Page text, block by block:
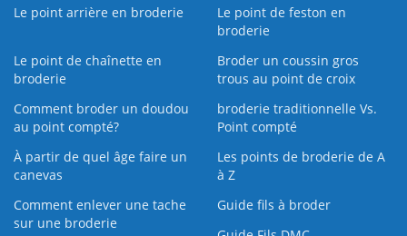
Le point arrière en broderie
Le point de feston en
broderie
Le point de chaînette en
broderie
Broder un coussin gros
trous au point de croix
Comment broder un doudou
au point compté?
broderie traditionnelle Vs.
Point compté
À partir de quel âge faire un
canevas
Les points de broderie de A
à Z
Comment enlever une tache
sur une broderie
Guide fils à broder